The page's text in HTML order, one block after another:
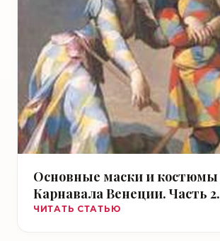
Основные маски и костюмы
Карнавала Венеции. Часть 2.
ЧИТАТЬ СТАТЬЮ